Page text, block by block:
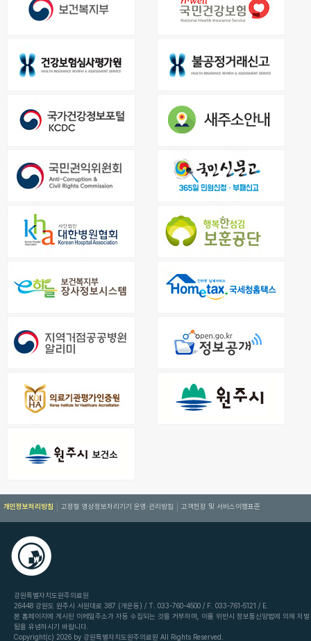
개인정보처리방침 고정형 영상정보처리기기 운영·관리방침 고객헌장 및 서비스이행표준
강원특별자치도원주의료원
26448 강원도 원주시 서원대로 387 (개운동) / T. 033-760-4500 / F. 033-761-5121 / E.
본 홈페이지에 게시된 이메일주소가 자동 수집되는 것을 거부하며, 이를 위반시 정보통신망법에 의해 처벌
됨을 유념하시기 바랍니다.
Copyright(c) 2026 by 강원특별자치도원주의료원 All Rights Reserved.